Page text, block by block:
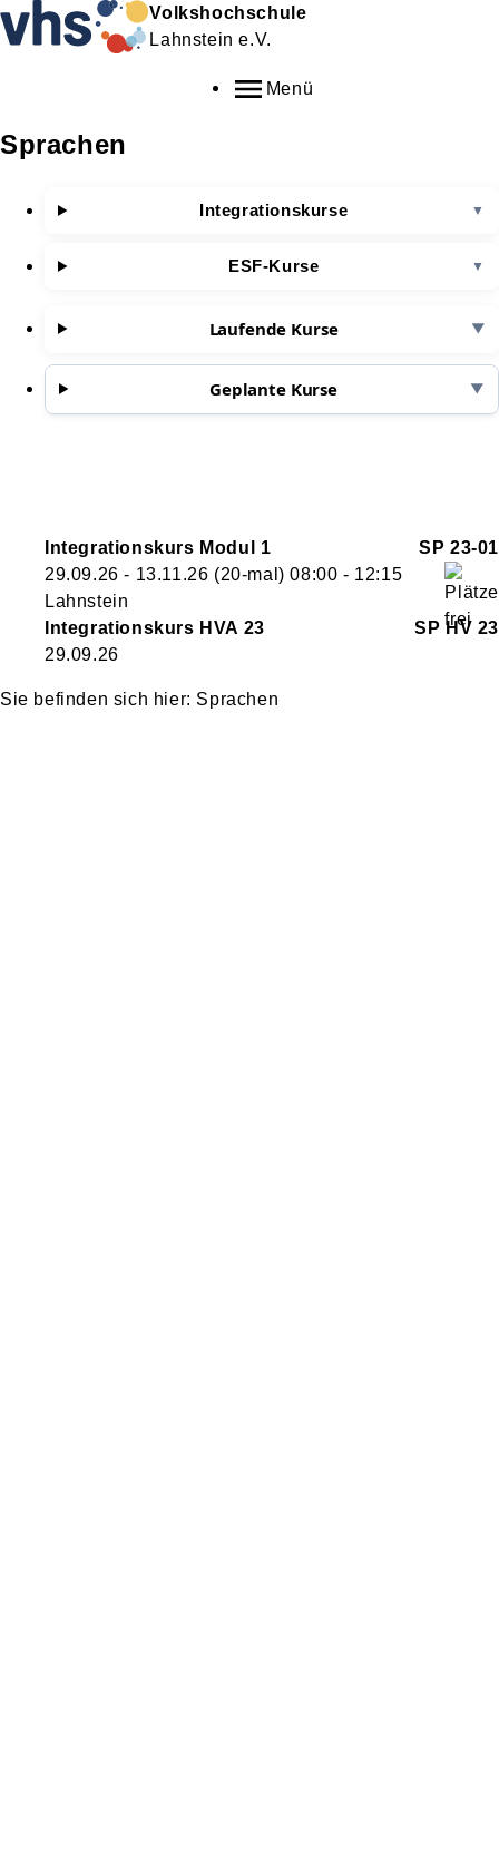
Volkshochschule
Lahnstein e.V.
Menü
Sprachen
Integrationskurse ▼
ESF-Kurse ▼
Laufende Kurse ▼
Geplante Kurse ▼
Integrationskurs Modul 1
SP 23-01
29.09.26 - 13.11.26 (20-mal)08:00 - 12:15
Lahnstein
Integrationskurs HVA 23
SP HV 23
29.09.26
Sprachen